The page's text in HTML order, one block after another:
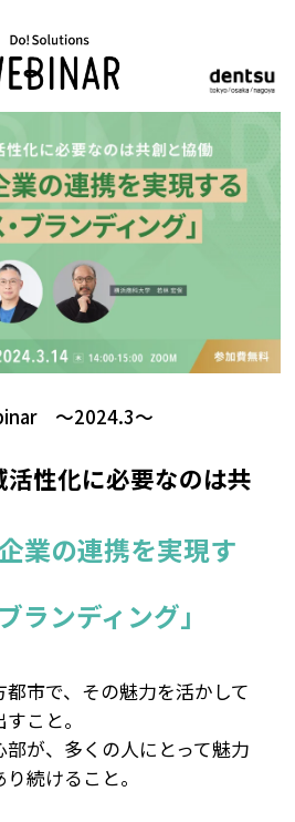
～2024.3～
活性化に必要なのは共
業の連携を実現す
ランディング」
市で、その魅力を活かして
こと。
が、多くの人にとって魅力
続けること。